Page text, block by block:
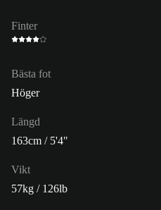
Finter
Bästa fot
Höger
Längd
163cm / 5'4"
Vikt
57kg / 126lb